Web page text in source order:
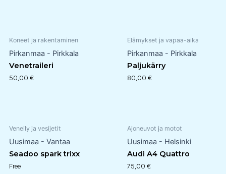
Koneet ja rakentaminen
Pirkanmaa - Pirkkala
Venetraileri
50,00 €
Elämykset ja vapaa-aika
Pirkanmaa - Pirkkala
Paljukärry
80,00 €
Veneily ja vesijetit
Uusimaa - Vantaa
Seadoo spark trixx
Free
Ajoneuvot ja motot
Uusimaa - Helsinki
Audi A4 Quattro
75,00 €